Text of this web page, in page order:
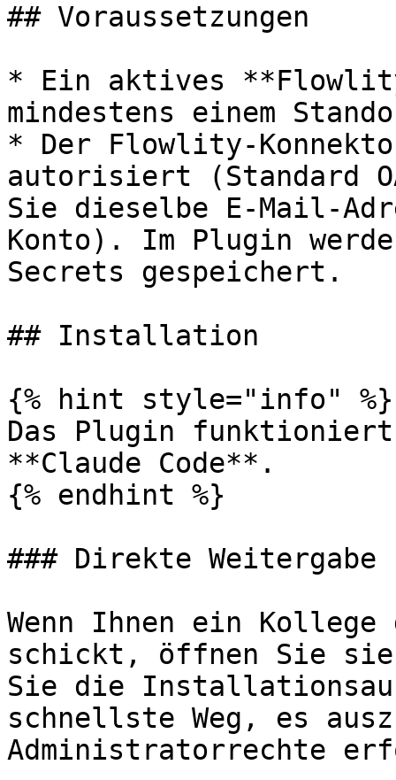
## Voraussetzungen
* Ein aktives
mindestens einem
* Der Flowlity-
autorisiert (Standard
Sie dieselbe E-Mail-
Konto). Im Plugin
Secrets gespeichert.
## Installation
{% hint style="info" %}
Das Plugin funktioniert
**Claude Code**.
{% endhint %}
### Direkte
Wenn Ihnen ein
schickt, öffnen Sie sie
Sie die
schnellste Weg, es
Administratorrechte